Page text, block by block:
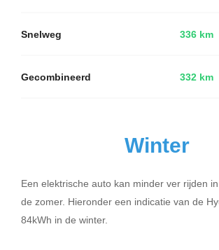
Snelweg 336 km
Gecombineerd 332 km
Winter
Een elektrische auto kan minder ver rijden
de zomer. Hieronder een indicatie van de
84kWh in de winter.